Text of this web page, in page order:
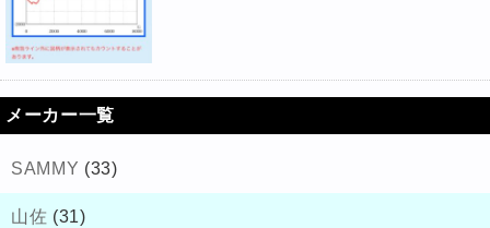
メーカー一覧
SAMMY (33)
山佐 (31)